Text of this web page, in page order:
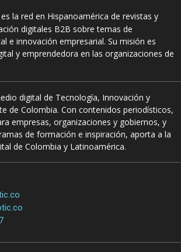
es la red en Hispanoamérica de revistas y
digitales B2B sobre temas de
e innovación empresarial. Su misión es
y emprendedora en las organizaciones de
digital de Tecnología, Innovación y
de Colombia. Con contenidos periodísticos,
empresas, organizaciones y gobiernos, y
de formación e inspiración, aporta a la
de Colombia y Latinoamérica.